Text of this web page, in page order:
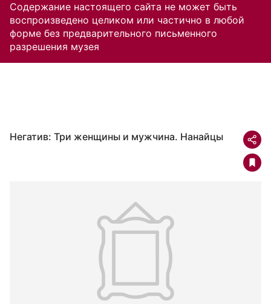
Содержание настоящего сайта не может быть
воспроизведено целиком или частично в любой
форме без предварительного письменного
разрешения музея
Негатив: Три женщины и мужчина. Нанайцы